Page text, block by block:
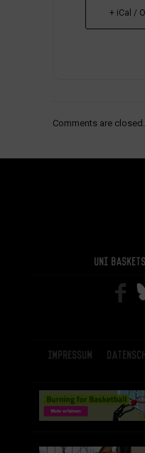
+ iCal /
Comments are closed.
Uni
Impressum